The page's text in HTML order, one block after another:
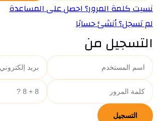
نسيت كلمة المرور؟ احصل على المساعدة
لم تسجل؟ أنشئ حسابًا
التسجيل من